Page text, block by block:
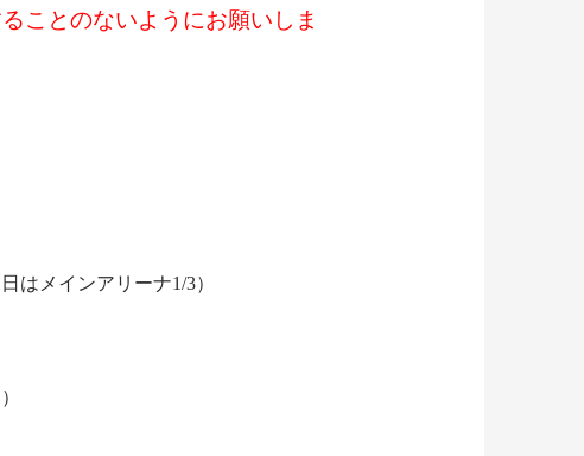
ことのないようにお願いしま
メインアリーナ1/3）